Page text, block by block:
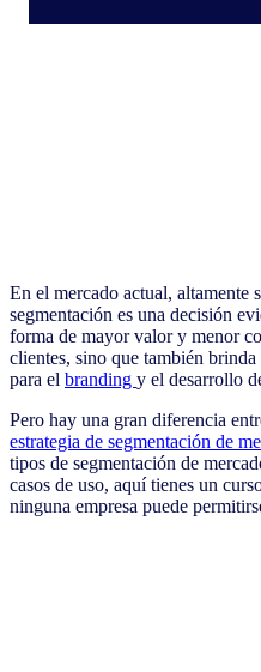
En el mercado actual, altamente
segmentación es una decisión
forma de mayor valor y menor
clientes, sino que también brinda
para el branding y el desarrollo
Pero hay una gran diferencia
estrategia de segmentación de
tipos de segmentación de
casos de uso, aquí tienes un
ninguna empresa puede